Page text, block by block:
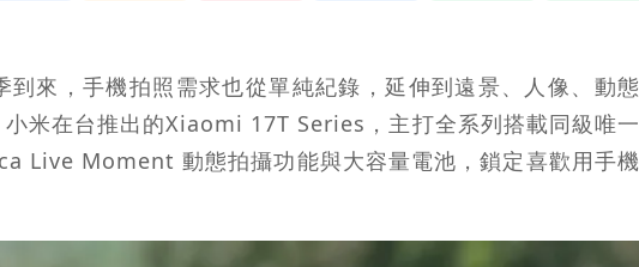
到來，手機拍照需求也從單純紀錄，延伸到遠景、人像、動態
米在台推出的Xiaomi 17T Series，主打全系列搭載同級唯一
Live Moment 動態拍攝功能與大容量電池，鎖定喜歡用手機